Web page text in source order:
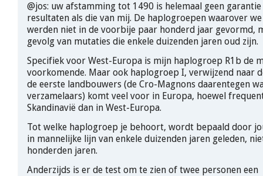
@jos: uw afstamming tot 1490 is helemaal geen
resultaten als die van mij. De haplogroepen waarover
werden niet in de voorbije paar honderd jaar gevormd,
gevolg van mutaties die enkele duizenden jaren oud zijn.
Specifiek voor West-Europa is mijn haplogroep R1b de
voorkomende. Maar ook haplogroep I, verwijzend naar
de eerste landbouwers (de Cro-Magnons daarentegen
verzamelaars) komt veel voor in Europa, hoewel
Skandinavië dan in West-Europa.
Tot welke haplogroep je behoort, wordt bepaald door
in mannelijke lijn van enkele duizenden jaren geleden,
honderden jaren.
Anderzijds is er de test om te zien of twee personen een